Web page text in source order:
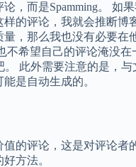
，而是Spamming。 如
样的评论，我就会推断博
量，那么我也没有必要在
不希望自己的评论淹没在
。 此外需要注意的是，
是自动生成的。
值的评论，这是对评论者
方法。